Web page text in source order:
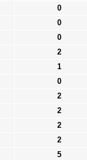
0
0
0
2
1
0
2
2
2
2
5